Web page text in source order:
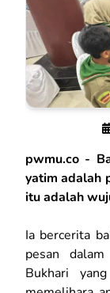
pwmu.co -
yatim adalah
itu adalah
Ia bercerita
pesan
Bukhari